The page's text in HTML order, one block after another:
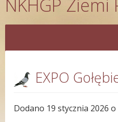
NKHGP Ziemi
EXPO
Dodano 19 stycznia 2026 o